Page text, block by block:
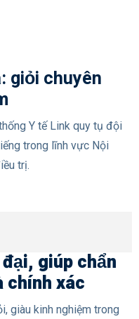
giỏi chuyên
Y tế Link quy tụ đội
trong lĩnh vực Nội
trị.
giúp chẩn
chính xác
giàu kinh nghiệm trong